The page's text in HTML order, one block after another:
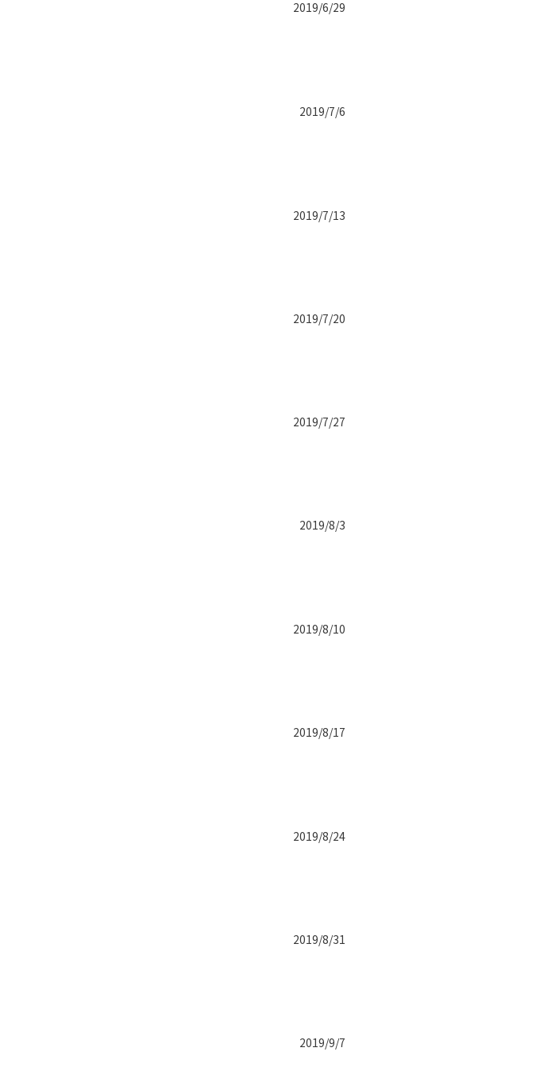
2019/6/29
2019/7/6
2019/7/13
2019/7/20
2019/7/27
2019/8/3
2019/8/10
2019/8/17
2019/8/24
2019/8/31
2019/9/7